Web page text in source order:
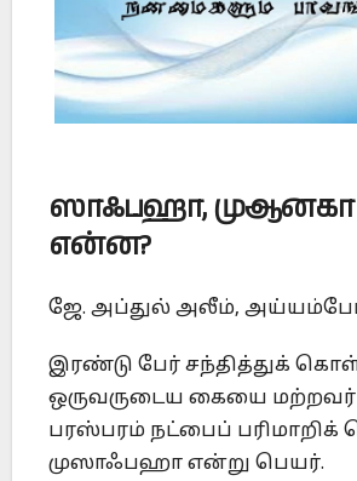
ஸாஃபஹா,முஆனகா
என்ன?
ஜே. அப்துல் அலீம்,
இரண்டு பேர் சந்தித்துக்
ஒருவருடைய கையை மற்றவர்
பரஸ்பரம் நட்பைப்
முஸாஃபஹா என்று பெயர்.